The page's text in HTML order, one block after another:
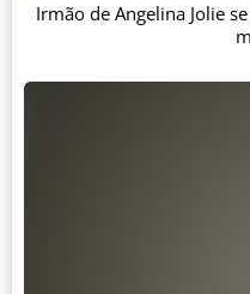
Irmão de Angelina Jolie